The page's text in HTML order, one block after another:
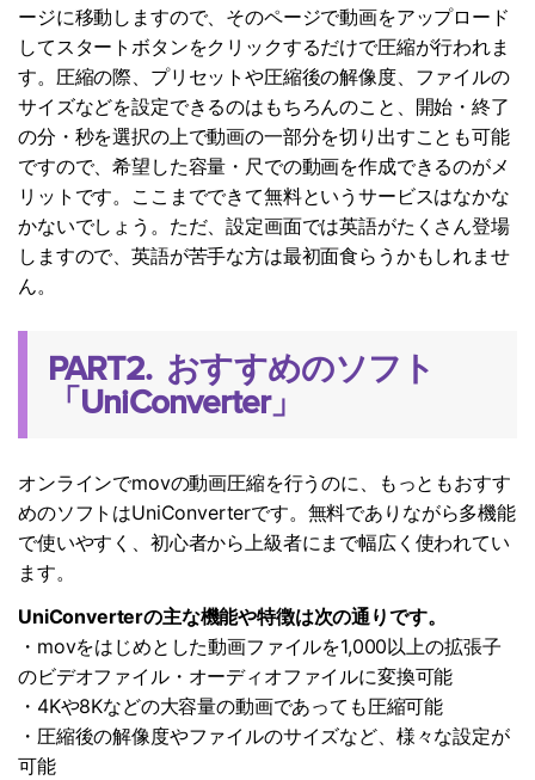
ージに移動しますので、そのページで動画をアップロード
してスタートボタンをクリックするだけで圧縮が行われま
す。圧縮の際、プリセットや圧縮後の解像度、ファイルの
サイズなどを設定できるのはもちろんのこと、開始・終了
の分・秒を選択の上で動画の一部分を切り出すことも可能
ですので、希望した容量・尺での動画を作成できるのがメ
リットです。ここまでできて無料というサービスはなかな
かないでしょう。ただ、設定画面では英語がたくさん登場
しますので、英語が苦手な方は最初面食らうかもしれませ
ん。
PART2. おすすめのソフト
「UniConverter」
オンラインでmovの動画圧縮を行うのに、もっともおすす
めのソフトはUniConverterです。無料でありながら多機能
で使いやすく、初心者から上級者にまで幅広く使われてい
ます。
UniConverterの主な機能や特徴は次の通りです。
・movをはじめとした動画ファイルを1,000以上の拡張子
のビデオファイル・オーディオファイルに変換可能
・4Kや8Kなどの大容量の動画であっても圧縮可能
・圧縮後の解像度やファイルのサイズなど、様々な設定が
可能